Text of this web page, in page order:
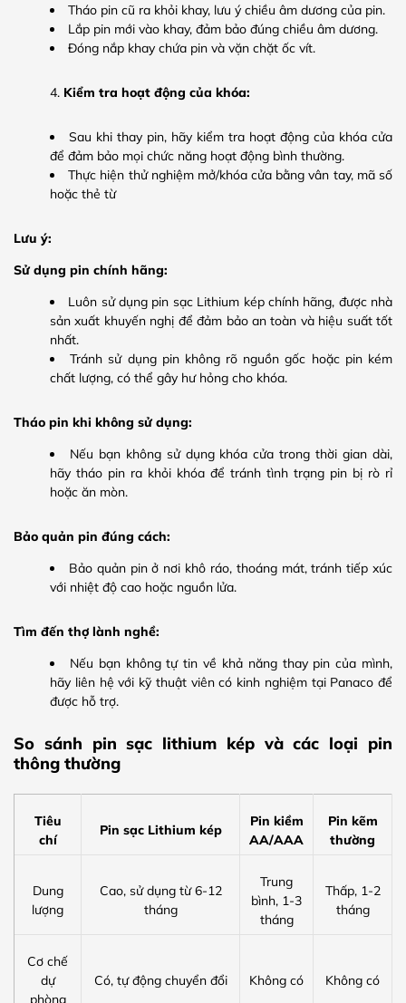
Tháo pin cũ ra khỏi khay, lưu ý chiều âm dương của pin.
Lắp pin mới vào khay, đảm bảo đúng chiều âm dương.
Đóng nắp khay chứa pin và vặn chặt ốc vít.
Kiểm tra hoạt động của khóa:
Sau khi thay pin, hãy kiểm tra hoạt động của khóa cửa
để đảm bảo mọi chức năng hoạt động bình thường.
Thực hiện thử nghiệm mở/khóa cửa bằng vân tay, mã số
hoặc thẻ từ
Lưu ý:
Sử dụng pin chính hãng:
Luôn sử dụng pin sạc Lithium kép chính hãng, được nhà
sản xuất khuyến nghị để đảm bảo an toàn và hiệu suất tốt
nhất.
Tránh sử dụng pin không rõ nguồn gốc hoặc pin kém
chất lượng, có thể gây hư hỏng cho khóa.
Tháo pin khi không sử dụng:
Nếu bạn không sử dụng khóa cửa trong thời gian dài,
hãy tháo pin ra khỏi khóa để tránh tình trạng pin bị rò rỉ
hoặc ăn mòn.
Bảo quản pin đúng cách:
Bảo quản pin ở nơi khô ráo, thoáng mát, tránh tiếp xúc
với nhiệt độ cao hoặc nguồn lửa.
Tìm đến thợ lành nghề:
Nếu bạn không tự tin về khả năng thay pin của mình,
hãy liên hệ với kỹ thuật viên có kinh nghiệm tại Panaco để
được hỗ trợ.
So sánh pin sạc lithium kép và các loại pin
thông thường
Tiêu
chí
Pin sạc Lithium kép
Pin kiềm
AA/AAA
Pin kẽm
thường
Dung
lượng
Cao, sử dụng từ 6-12
tháng
Trung
bình, 1-3
tháng
Thấp, 1-2
tháng
Cơ chế
dự
phòng
Có, tự động chuyển đổi Không có Không có